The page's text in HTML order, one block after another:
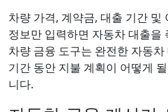
차량 가격, 계약금, 대출 기간 및
정보만 입력하면 자동차 대출을
차량 금융 도구는 완전한 자동
기간 동안 지불 계획이 어떻게
니다.